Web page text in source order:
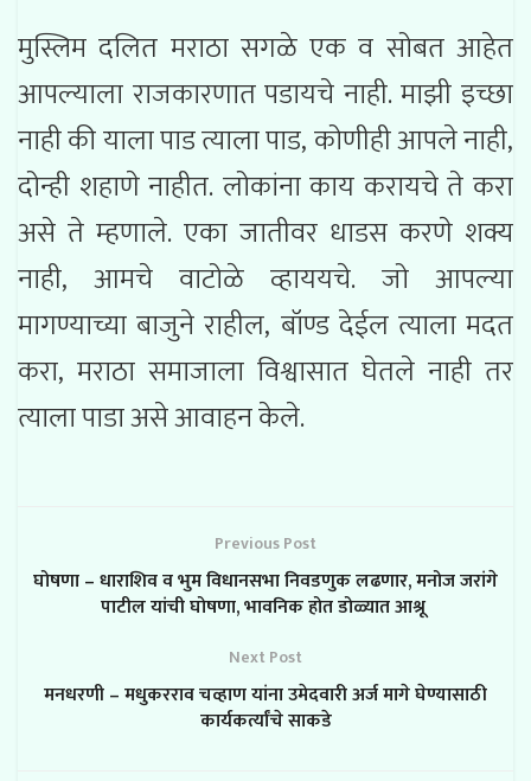
मुस्लिम दलित मराठा सगळे एक व सोबत आहेत
आपल्याला राजकारणात पडायचे नाही. माझी इच्छा
नाही की याला पाड त्याला पाड, कोणीही आपले नाही,
दोन्ही शहाणे नाहीत. लोकांना काय करायचे ते करा
असे ते म्हणाले. एका जातीवर धाडस करणे शक्य
नाही, आमचे वाटोळे व्हाययचे. जो आपल्या
मागण्याच्या बाजुने राहील, बॉण्ड देईल त्याला मदत
करा, मराठा समाजाला विश्वासात घेतले नाही तर
त्याला पाडा असे आवाहन केले.
Previous Post
घोषणा – धाराशिव व भुम विधानसभा निवडणुक लढणार, मनोज जरांगे
पाटील यांची घोषणा, भावनिक होत डोळ्यात आश्रू
Next Post
मनधरणी – मधुकरराव चव्हाण यांना उमेदवारी अर्ज मागे घेण्यासाठी
कार्यकर्त्यांचे साकडे